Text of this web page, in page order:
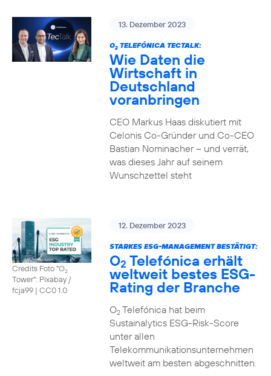
13. Dezember 2023
O2TELEFÓNICA TECTALK:
Wie Daten die
Wirtschaft in
Deutschland
voranbringen
CEO Markus Haas diskutiert mit
Celonis Co-Gründer und Co-CEO
Bastian Nominacher – und verrät,
was dieses Jahr auf seinem
Wunschzettel steht
Credits Foto "O2
Tower": Pixabay /
fcja99 | CC0 1.0
12. Dezember 2023
STARKES ESG-MANAGEMENT BESTÄTIGT:
O2 Telefónica erhält
weltweit bestes ESG-
Rating der Branche
O2Telefónica hat beim
Sustainalytics ESG-Risk-Score
unter allen
Telekommunikationsunternehmen
weltweit am besten abgeschnitten.